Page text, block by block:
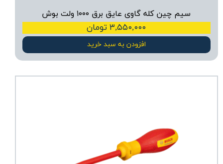
سیم چین کله گاوی عایق برق ۱۰۰۰ ولت بوش
۳,۵۵۰,۰۰۰ تومان
افزودن به سبد خرید